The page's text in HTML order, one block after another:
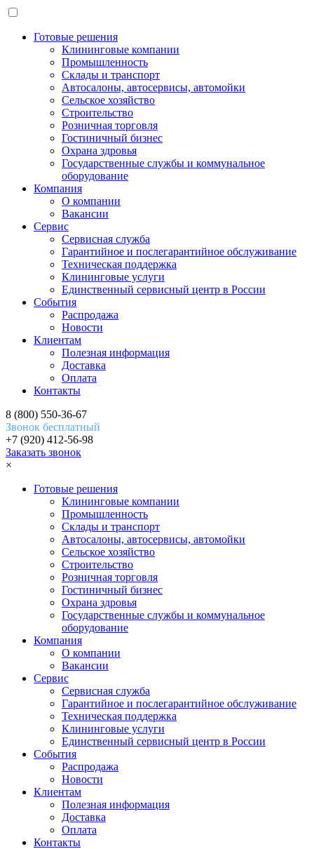
Готовые решения
Клининговые компании
Промышленность
Склады и транспорт
Автосалоны, автосервисы, автомойки
Сельское хозяйство
Строительство
Розничная торговля
Гостиничный бизнес
Охрана здровья
Государственные службы и коммунальное
оборудование
Компания
О компании
Вакансии
Сервис
Сервисная служба
Гарантийное и послегарантийное обслуживание
Техническая поддержка
Клининговые услуги
Единственный сервисный центр в России
События
Распродажа
Новости
Клиентам
Полезная информация
Доставка
Оплата
Контакты
8 (800) 550-36-67
Звонок бесплатный
+7 (920) 412-56-98
Заказать звонок
×
Готовые решения
Клининговые компании
Промышленность
Склады и транспорт
Автосалоны, автосервисы, автомойки
Сельское хозяйство
Строительство
Розничная торговля
Гостиничный бизнес
Охрана здровья
Государственные службы и коммунальное
оборудование
Компания
О компании
Вакансии
Сервис
Сервисная служба
Гарантийное и послегарантийное обслуживание
Техническая поддержка
Клининговые услуги
Единственный сервисный центр в России
События
Распродажа
Новости
Клиентам
Полезная информация
Доставка
Оплата
Контакты